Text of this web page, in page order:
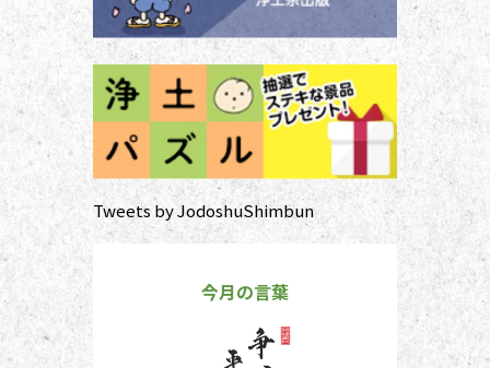
Tweets by JodoshuShimbun
今月の言葉